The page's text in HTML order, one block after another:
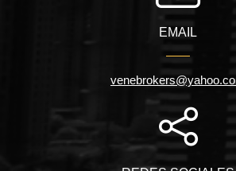
EMAIL